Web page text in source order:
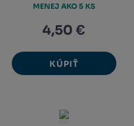
4,50 €
KÚPIŤ
MENEJ AKO 5 KS